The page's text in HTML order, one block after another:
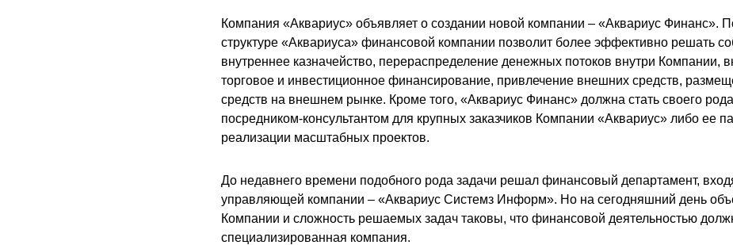
Компания «Аквариус» объявляет о создании новой компании – «Аквариус Финанс».
структуре «Аквариуса» финансовой компании позволит более эффективно решать
внутреннее казначейство, перераспределение денежных потоков внутри Компании,
торговое и инвестиционное финансирование, привлечение внешних средств,
средств на внешнем рынке. Кроме того, «Аквариус Финанс» должна стать своего
посредником-консультантом для крупных заказчиков Компании «Аквариус» либо ее
реализации масштабных проектов.
До недавнего времени подобного рода задачи решал финансовый департамент,
управляющей компании – «Аквариус Системз Информ». Но на сегодняшний день
Компании и сложность решаемых задач таковы, что финансовой деятельностью
специализированная компания.